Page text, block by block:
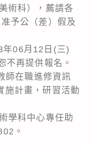
術科），薦請各
予公（差）假及
年06月12日(三)
不再提供報名。
師在職進修資訊
施計畫，研習活動
學科中心專任助
。